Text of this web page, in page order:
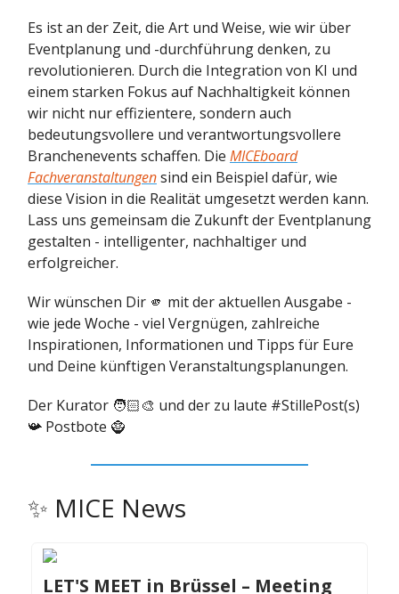
Es ist an der Zeit, die Art und Weise, wie wir über
Eventplanung und -durchführung denken, zu
revolutionieren. Durch die Integration von KI und
einem starken Fokus auf Nachhaltigkeit können
wir nicht nur effizientere, sondern auch
bedeutungsvollere und verantwortungsvollere
Branchenevents schaffen. Die MICEboard
Fachveranstaltungensind ein Beispiel dafür, wie
diese Vision in die Realität umgesetzt werden kann.
Lass uns gemeinsam die Zukunft der Eventplanung
gestalten - intelligenter, nachhaltiger und
erfolgreicher.
Wir wünschen Dir 🫵 mit der aktuellen Ausgabe -
wie jede Woche - viel Vergnügen, zahlreiche
Inspirationen, Informationen und Tipps für Eure
und Deine künftigen Veranstaltungsplanungen.
Der Kurator 🧑🏻‍🎨 und der zu laute #StillePost(s)
📯 Postbote 🧌
✨ MICE News
LET'S MEET in Brüssel – Meeting